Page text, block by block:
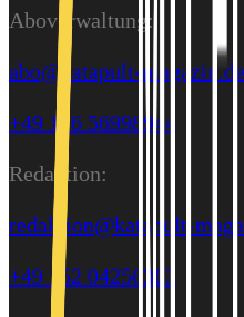
Aboverwaltung:
abo@katapult-magazin.de
+49 176 56998944
Redaktion:
redaktion@katapult-
+49 152 04256363